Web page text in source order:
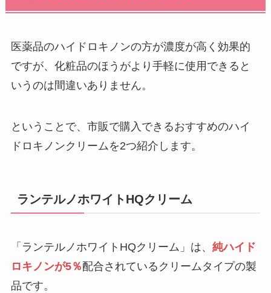
医薬品のハイドロキノンの方が濃度が高く効果的
ですが、化粧品のほうがより手軽に使用できると
いうのは間違いありません。
ということで、市販で購入できるおすすめのハイ
ドロキノンクリームを2つ紹介します。
ランテルノホワイトHQクリーム
「ランテルノホワイトHQクリーム」は、 純ハイド
ロキノンが5％配合されているクリームタイプの製
品です。